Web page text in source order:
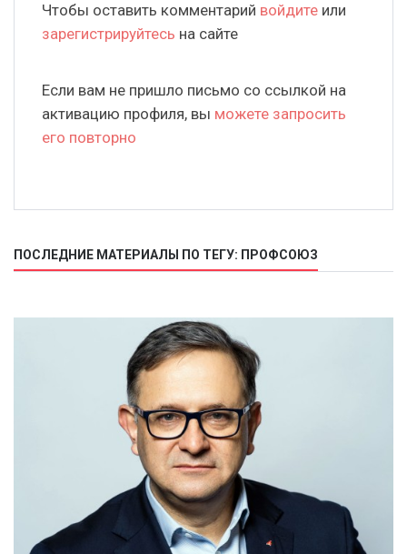
Чтобы оставить комментарий войдите или
зарегистрируйтесь на сайте
Если вам не пришло письмо со ссылкой на
активацию профиля, вы можете запросить
его повторно
ПОСЛЕДНИЕ МАТЕРИАЛЫ ПО ТЕГУ: ПРОФСОЮЗ